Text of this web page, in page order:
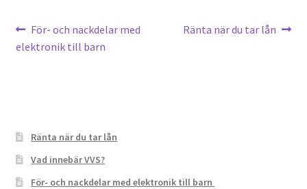
Post
navigation
Previous
post:
För- och nackdelar med
elektronik till barn
Next
Ränta när du tar lån
Ränta när du tar lån
Vad innebär VVS?
För- och nackdelar med elektronik till barn